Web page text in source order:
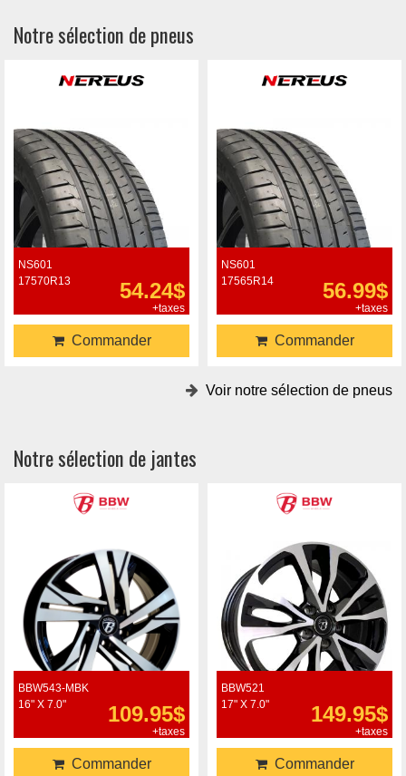
Notre sélection de pneus
NS601
17570R13
54.24$
+taxes
Commander
NS601
17565R14
56.99$
+taxes
Commander
Voir notre sélection de pneus
Notre sélection de jantes
BBW543-MBK
16" X 7.0"
109.95$
+taxes
Commander
BBW521
17" X 7.0"
149.95$
+taxes
Commander